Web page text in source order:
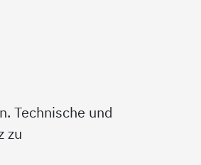
Technische und
zu